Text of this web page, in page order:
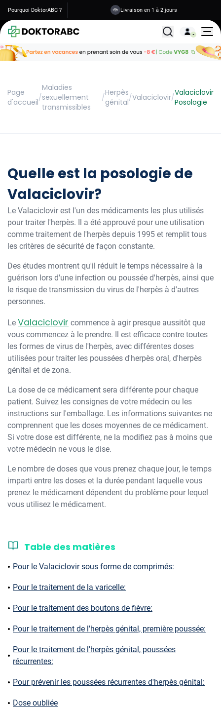
Pourquoi DoktorABC ? Livraison en 1 à 2 jours
Tous les
Page
d'accueil/
Maladies
sexuellement
transmissibles
/Herpès
génital/Valaciclovir/Valaciclovir
Posologie
Quelle est la posologie de
Valaciclovir?
Le Valaciclovir est l'un des médicaments les plus utilisés
pour traiter l'herpès. Il a été approuvé pour une utilisation
comme traitement de l'herpès depuis 1995 et remplit tous
les critères de sécurité de façon constante.
Des études montrent qu'il réduit le temps nécessaire à la
guérison lors d'une infection ou poussée d'herpès, ainsi que
le risque de transmission du virus de l'herpès à d'autres
personnes.
Le Valaciclovir commence à agir presque aussitôt que
vous commencez à le prendre. Il est efficace contre toutes
les formes de virus de l'herpès, avec différentes doses
utilisées pour traiter les poussées d'herpès oral, d'herpès
génital et de zona.
La dose de ce médicament sera différente pour chaque
patient. Suivez les consignes de votre médecin ou les
instructions sur l'emballage. Les informations suivantes ne
comprennent que les doses moyennes de ce médicament.
Si votre dose est différente, ne la modifiez pas à moins que
votre médecin ne vous le dise.
Le nombre de doses que vous prenez chaque jour, le temps
imparti entre les doses et la durée pendant laquelle vous
prenez le médicament dépendent du problème pour lequel
vous utilisez le médicament.
Table des matières
Pour le Valaciclovir sous forme de comprimés:
Pour le traitement de la varicelle:
Pour le traitement des boutons de fièvre:
Pour le traitement de l'herpès génital, première poussée:
Pour le traitement de l'herpès génital, poussées
récurrentes:
Pour prévenir les poussées récurrentes d'herpès génital:
Dose oubliée